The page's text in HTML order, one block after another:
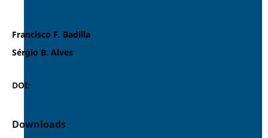
Francisco F. Badilla
Sérgio B. Alves
DOI:
Downloads